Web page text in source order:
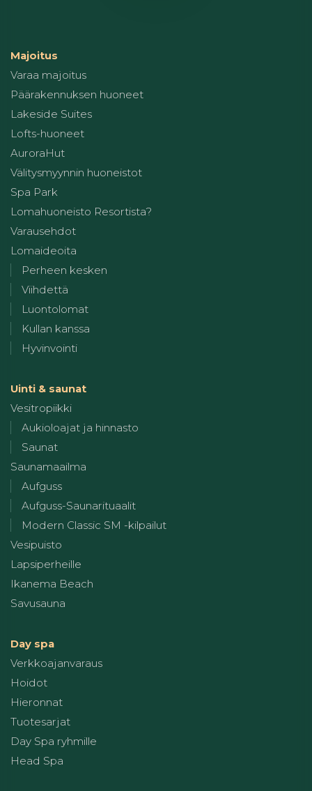
Majoitus
Varaa majoitus
Päärakennuksen huoneet
Lakeside Suites
Lofts-huoneet
AuroraHut
Välitysmyynnin huoneistot
Spa Park
Lomahuoneisto Resortista?
Varausehdot
Lomaideoita
Perheen kesken
Viihdettä
Luontolomat
Kullan kanssa
Hyvinvointi
Uinti & saunat
Vesitropiikki
Aukioloajat ja hinnasto
Saunat
Saunamaailma
Aufguss
Aufguss-Saunarituaalit
Modern Classic SM -kilpailut
Vesipuisto
Lapsiperheille
Ikanema Beach
Savusauna
Day spa
Verkkoajanvaraus
Hoidot
Hieronnat
Tuotesarjat
Day Spa ryhmille
Head Spa